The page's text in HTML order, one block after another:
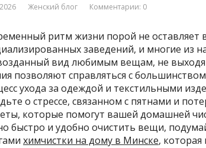
Женский блог Комментарии: 0
ритм жизни порой не оставляет
заведений, и многие из
вид любимым вещам, не
позволяют справляться с
ухода за одеждой и текстильными
о стрессе, связанном с пятнами и
которые помогут вашей домашней
быстро и удобно очистить вещи,
химчистки на дому в Минске,